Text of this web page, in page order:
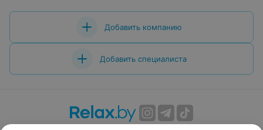
Добавить компанию
Добавить специалиста